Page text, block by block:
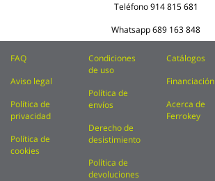
Teléfono914 815 681
Whatsapp689 163 848
FAQ
Aviso legal
Política de
privacidad
Política de
cookies
Condiciones
de uso
Política de
envíos
Derecho de
desistimiento
Política de
devoluciones
Catálogos
Financiación
Acerca de
Ferrokey